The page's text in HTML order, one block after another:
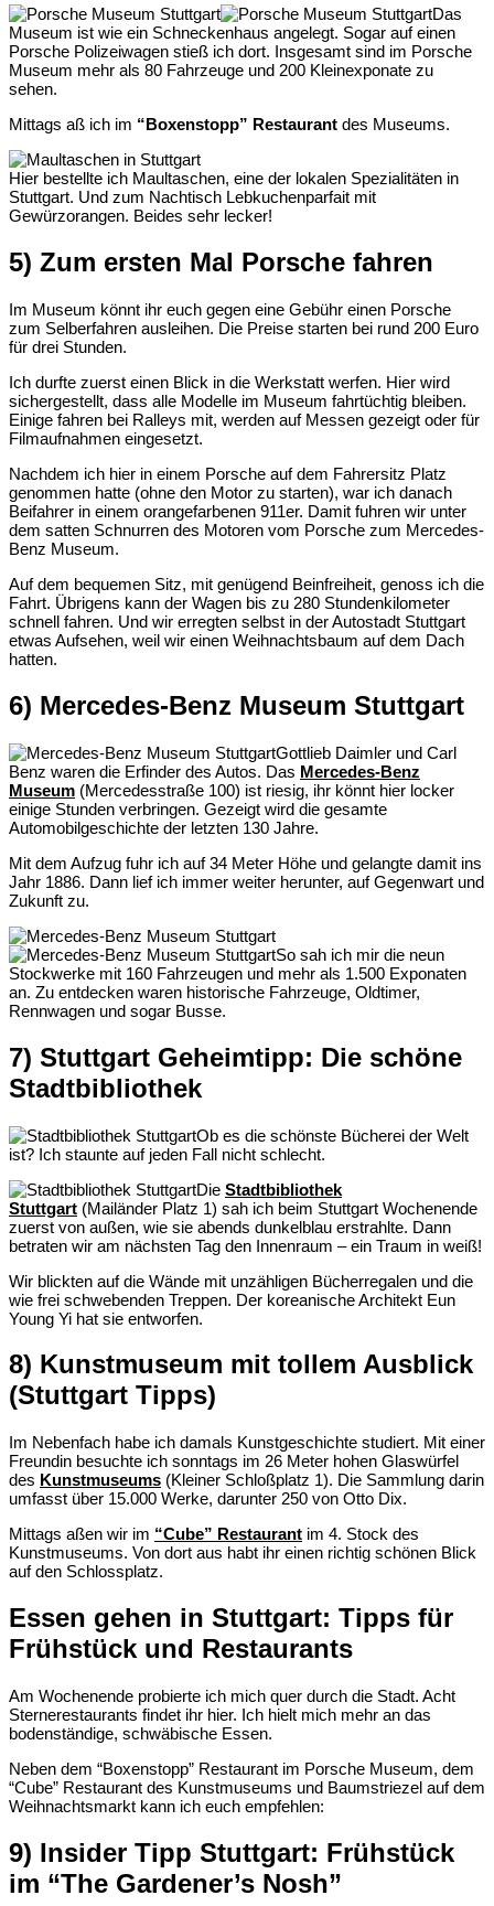
Das
Museum ist wie ein Schneckenhaus angelegt. Sogar auf einen
Porsche Polizeiwagen stieß ich dort. Insgesamt sind im Porsche
Museum mehr als 80 Fahrzeuge und 200 Kleinexponate zu
sehen.
Mittags aß ich im “Boxenstopp” Restaurant des Museums.
Hier bestellte ich Maultaschen, eine der lokalen Spezialitäten in
Stuttgart. Und zum Nachtisch Lebkuchenparfait mit
Gewürzorangen. Beides sehr lecker!
5) Zum ersten Mal Porsche fahren
Im Museum könnt ihr euch gegen eine Gebühr einen Porsche
zum Selberfahren ausleihen. Die Preise starten bei rund 200 Euro
für drei Stunden.
Ich durfte zuerst einen Blick in die Werkstatt werfen. Hier wird
sichergestellt, dass alle Modelle im Museum fahrtüchtig bleiben.
Einige fahren bei Ralleys mit, werden auf Messen gezeigt oder für
Filmaufnahmen eingesetzt.
Nachdem ich hier in einem Porsche auf dem Fahrersitz Platz
genommen hatte (ohne den Motor zu starten), war ich danach
Beifahrer in einem orangefarbenen 911er. Damit fuhren wir unter
dem satten Schnurren des Motoren vom Porsche zum Mercedes-
Benz Museum.
Auf dem bequemen Sitz, mit genügend Beinfreiheit, genoss ich die
Fahrt. Übrigens kann der Wagen bis zu 280 Stundenkilometer
schnell fahren. Und wir erregten selbst in der Autostadt Stuttgart
etwas Aufsehen, weil wir einen Weihnachtsbaum auf dem Dach
hatten.
6) Mercedes-Benz Museum Stuttgart
Gottlieb Daimler und Carl
Benz waren die Erfinder des Autos. Das Mercedes-Benz
Museum (Mercedesstraße 100) ist riesig, ihr könnt hier locker
einige Stunden verbringen. Gezeigt wird die gesamte
Automobilgeschichte der letzten 130 Jahre.
Mit dem Aufzug fuhr ich auf 34 Meter Höhe und gelangte damit ins
Jahr 1886. Dann lief ich immer weiter herunter, auf Gegenwart und
Zukunft zu.
So sah ich mir die neun
Stockwerke mit 160 Fahrzeugen und mehr als 1.500 Exponaten
an. Zu entdecken waren historische Fahrzeuge, Oldtimer,
Rennwagen und sogar Busse.
7) Stuttgart Geheimtipp: Die schöne
Stadtbibliothek
Ob es die schönste Bücherei der Welt
ist? Ich staunte auf jeden Fall nicht schlecht.
Die Stadtbibliothek
Stuttgart (Mailänder Platz 1) sah ich beim Stuttgart Wochenende
zuerst von außen, wie sie abends dunkelblau erstrahlte. Dann
betraten wir am nächsten Tag den Innenraum – ein Traum in weiß!
Wir blickten auf die Wände mit unzähligen Bücherregalen und die
wie frei schwebenden Treppen. Der koreanische Architekt Eun
Young Yi hat sie entworfen.
8) Kunstmuseum mit tollem Ausblick
(Stuttgart Tipps)
Im Nebenfach habe ich damals Kunstgeschichte studiert. Mit einer
Freundin besuchte ich sonntags im 26 Meter hohen Glaswürfel
des Kunstmuseums (Kleiner Schloßplatz 1). Die Sammlung darin
umfasst über 15.000 Werke, darunter 250 von Otto Dix.
Mittags aßen wir im “Cube” Restaurant im 4. Stock des
Kunstmuseums. Von dort aus habt ihr einen richtig schönen Blick
auf den Schlossplatz.
Essen gehen in Stuttgart: Tipps für
Frühstück und Restaurants
Am Wochenende probierte ich mich quer durch die Stadt. Acht
Sternerestaurants findet ihr hier. Ich hielt mich mehr an das
bodenständige, schwäbische Essen.
Neben dem “Boxenstopp” Restaurant im Porsche Museum, dem
“Cube” Restaurant des Kunstmuseums und Baumstriezel auf dem
Weihnachtsmarkt kann ich euch empfehlen:
9) Insider Tipp Stuttgart: Frühstück
im “The Gardener’s Nosh”